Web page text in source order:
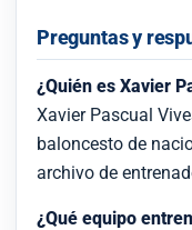
Preguntas y
¿Quién es Xavier
Xavier Pascual
baloncesto de
archivo de
¿Qué equipo